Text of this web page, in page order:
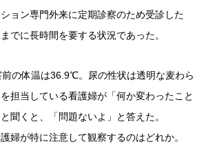
ョン専門外来に定期診察のため受診した
でに長時間を要する状況であった。
の体温は36.9℃。尿の性状は透明な麦わら
担当している看護婦が「何か変わったこと
聞くと、「問題ないよ」と答えた。
婦が特に注意して観察するのはどれか。